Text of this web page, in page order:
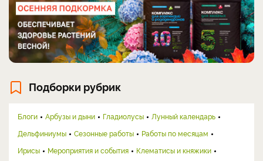
Подборки рубрик
Блоги Арбузы и дыни Гладиолусы
Лунный календарь
Дельфиниумы
Сезонные работы
Работы по месяцам
Ирисы
Мероприятия и события
Клематисы и княжики